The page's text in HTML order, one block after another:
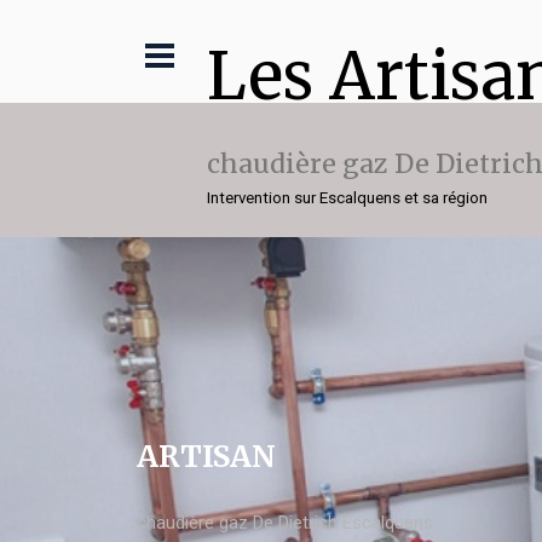
Les
chaudière gaz De Dietrich
Intervention sur Escalquens et sa région
ARTISAN
chaudière gaz De Dietrich Escalquens